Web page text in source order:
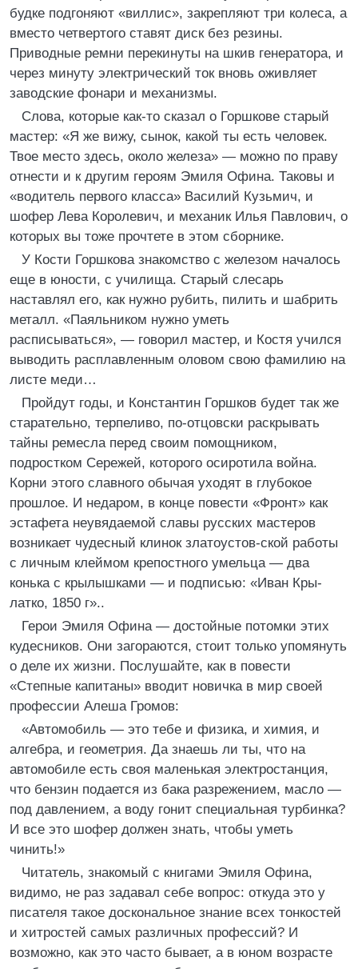
будке подгоняют «виллис», закрепляют три колеса, а
вместо четвертого ставят диск без резины.
Приводные ремни перекинуты на шкив генератора, и
через минуту электрический ток вновь оживляет
заводские фонари и механизмы.
Слова, которые как-то сказал о Горшкове старый
мастер: «Я же вижу, сынок, какой ты есть человек.
Твое место здесь, около железа» — можно по праву
отнести и к другим героям Эмиля Офина. Таковы и
«водитель первого класса» Василий Кузьмич, и
шофер Лева Королевич, и механик Илья Павлович, о
которых вы тоже прочтете в этом сборнике.
У Кости Горшкова знакомство с железом началось
еще в юности, с училища. Старый слесарь
наставлял его, как нужно рубить, пилить и шабрить
металл. «Паяльником нужно уметь
расписываться», — говорил мастер, и Костя учился
выводить расплавленным оловом свою фамилию на
листе меди…
Пройдут годы, и Константин Горшков будет так же
старательно, терпеливо, по-отцовски раскрывать
тайны ремесла перед своим помощником,
подростком Сережей, которого осиротила война.
Корни этого славного обычая уходят в глубокое
прошлое. И недаром, в конце повести «Фронт» как
эстафета неувядаемой славы русских мастеров
возникает чудесный клинок златоустов-ской работы
с личным клеймом крепостного умельца — два
конька с крылышками — и подписью: «Иван Кры-
латко, 1850 г»..
Герои Эмиля Офина — достойные потомки этих
кудесников. Они загораются, стоит только упомянуть
о деле их жизни. Послушайте, как в повести
«Степные капитаны» вводит новичка в мир своей
профессии Алеша Громов:
«Автомобиль — это тебе и физика, и химия, и
алгебра, и геометрия. Да знаешь ли ты, что на
автомобиле есть своя маленькая электростанция,
что бензин подается из бака разрежением, масло —
под давлением, а воду гонит специальная турбинка?
И все это шофер должен знать, чтобы уметь
чинить!»
Читатель, знакомый с книгами Эмиля Офина,
видимо, не раз задавал себе вопрос: откуда это у
писателя такое доскональное знание всех тонкостей
и хитростей самых различных профессий? И
возможно, как это часто бывает, а в юном возрасте